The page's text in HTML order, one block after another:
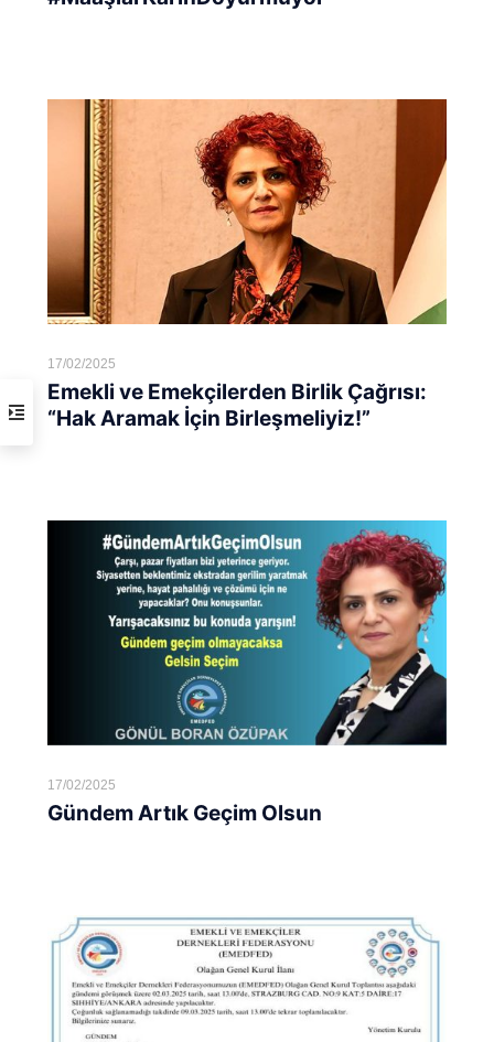
17/02/2025
Emekli ve Emekçilerden Birlik Çağrısı:
“Hak Aramak İçin Birleşmeliyiz!”
17/02/2025
Gündem Artık Geçim Olsun